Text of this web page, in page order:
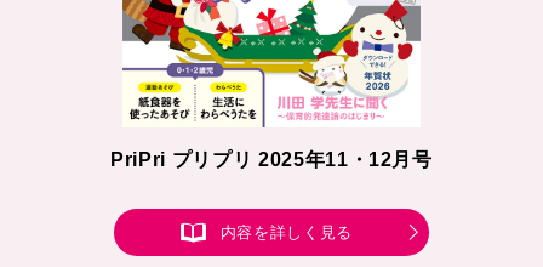
PriPri プリプリ 2025年11・12月号
内容を詳しく見る